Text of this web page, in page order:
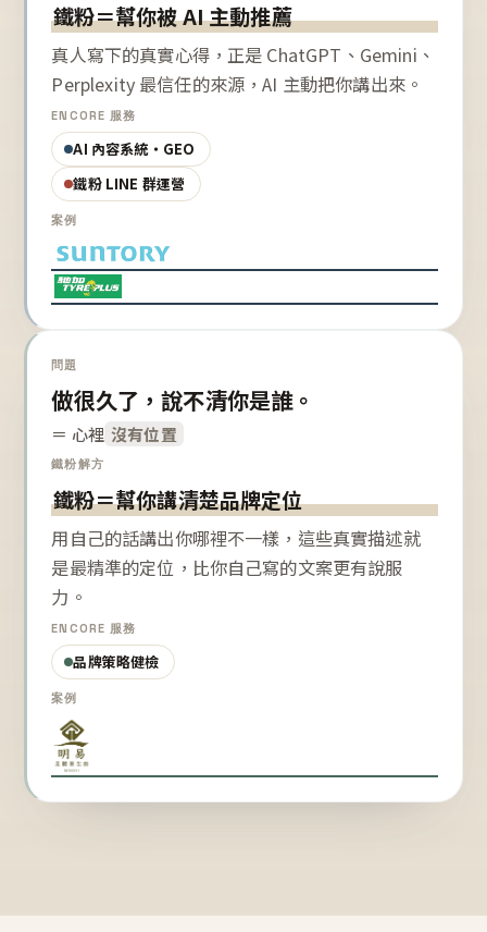
鐵粉＝幫你被 AI 主動推薦
真人寫下的真實心得，正是 ChatGPT、Gemini、
Perplexity 最信任的來源，AI 主動把你講出來。
ENCORE 服務
AI 內容系統・GEO
鐵粉 LINE 群運營
案例
問題
做很久了，說不清你是誰。
＝ 心裡 沒有位置
鐵粉解方
鐵粉＝幫你講清楚品牌定位
用自己的話講出你哪裡不一樣，這些真實描述就
是最精準的定位，比你自己寫的文案更有說服
力。
ENCORE 服務
品牌策略健檢
案例